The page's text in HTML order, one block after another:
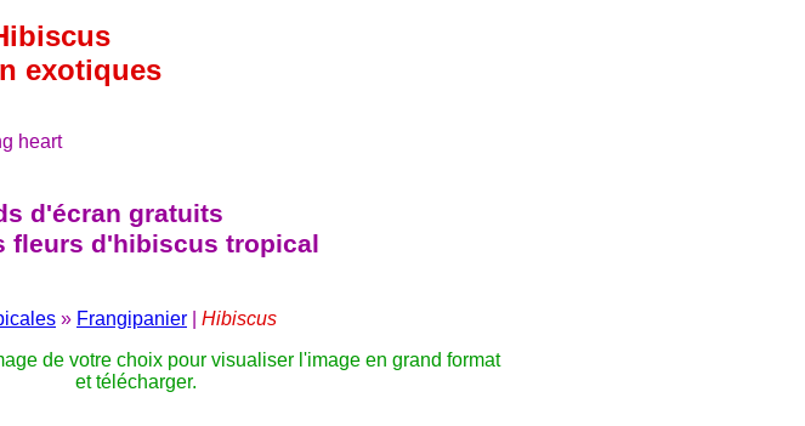
exotiques
d'écran gratuits
fleurs d'hibiscus tropical
» Frangipanier
Hibiscus
de votre choix pour visualiser l'image en grand format
et télécharger.